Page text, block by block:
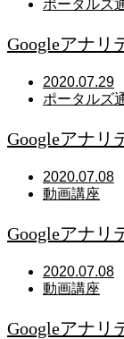
ポータルズ
Googleアナリ
2020.07.29
ポータルズ
Googleアナリ
2020.07.08
動画講座
Googleアナリ
2020.07.08
動画講座
Googleアナリ